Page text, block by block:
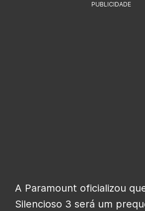
PUBLICIDADE
A Paramount oficializou
Silencioso 3 será um